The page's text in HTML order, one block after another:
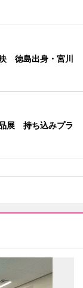
徳島出身・宮川
展 持ち込みプラ